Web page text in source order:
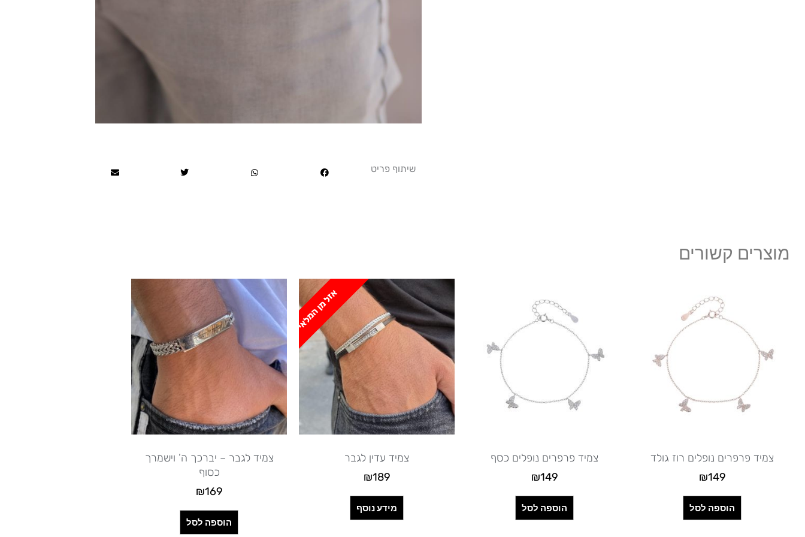
שיתוף פריט
מוצרים קשורים
צמיד פרפרים נופלים רוז גולד
₪149
הוספה לסל
צמיד פרפרים נופלים כסף
₪149
הוספה לסל
אזל מן המלאי
צמיד עדין לגבר
₪189
מידע נוסף
צמיד לגבר – יברכך ה’ וישמרך
כסוף
₪169
הוספה לסל